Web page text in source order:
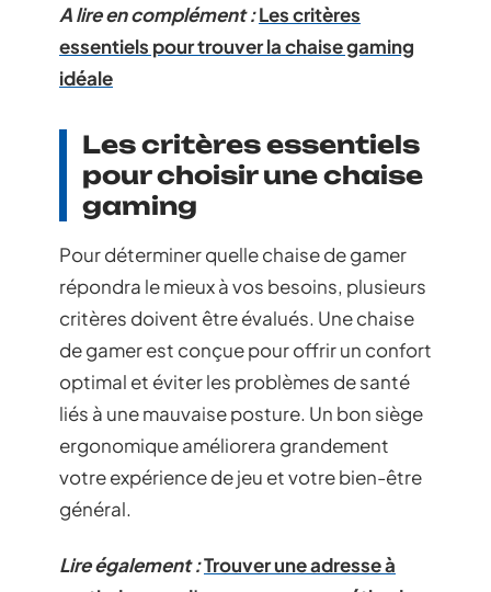
A lire en complément :Les critères
essentiels pour trouver la chaise gaming
idéale
Les critères essentiels
pour choisir une chaise
gaming
Pour déterminer quelle chaise de gamer
répondra le mieux à vos besoins, plusieurs
critères doivent être évalués. Une chaise
de gamer est conçue pour offrir un confort
optimal et éviter les problèmes de santé
liés à une mauvaise posture. Un bon siège
ergonomique améliorera grandement
votre expérience de jeu et votre bien-être
général.
Lire également :Trouver une adresse à